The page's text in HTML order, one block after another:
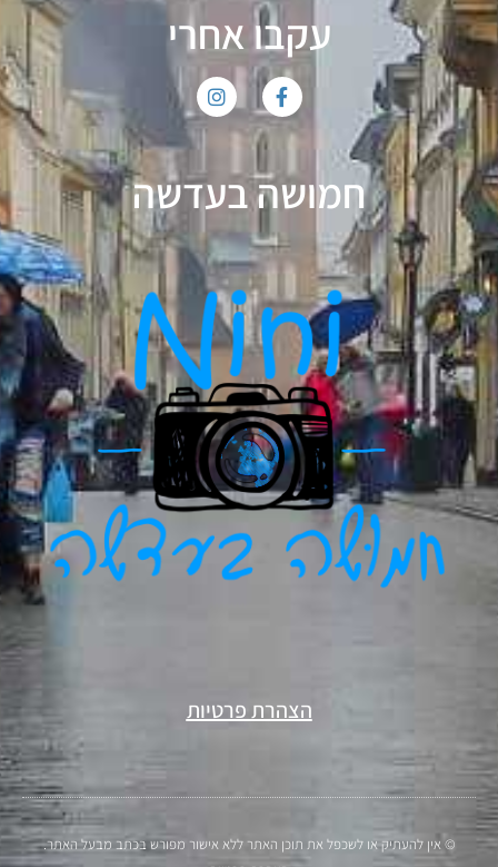
עקבו אחרי
חמושה בעדשה
הצהרת פרטיות
© אין להעתיק או לשכפל את תוכן האתר ללא אישור מפורש בכתב מבעל האתר.